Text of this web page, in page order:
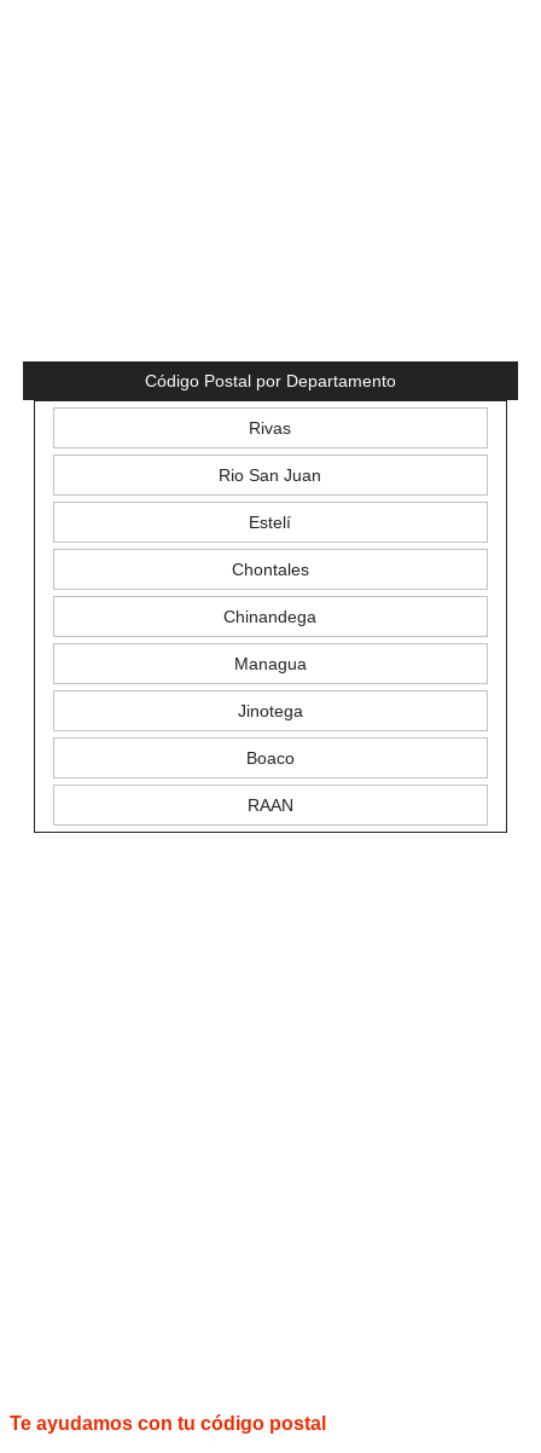
Código Postal por Departamento
Rivas
Rio San Juan
Estelí
Chontales
Chinandega
Managua
Jinotega
Boaco
RAAN
Te ayudamos con tu código postal